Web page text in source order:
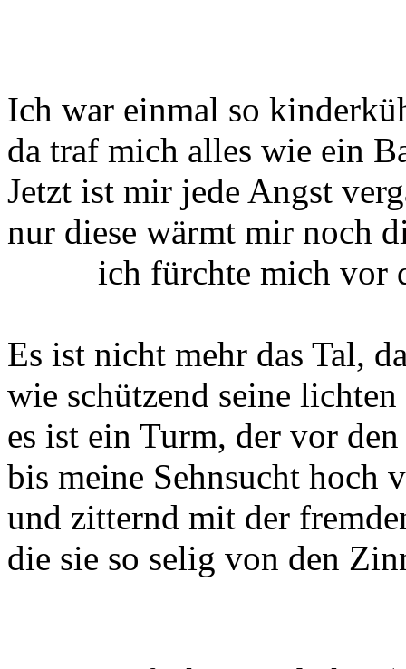
Ich war einmal so
da traf mich alles wie ein
Jetzt ist mir jede Angst
nur diese wärmt mir noch
ich fürchte mich vor
Es ist nicht mehr das Tal,
wie schützend seine
es ist ein Turm, der vor
bis meine Sehnsucht hoch
und zitternd mit der
die sie so selig von den